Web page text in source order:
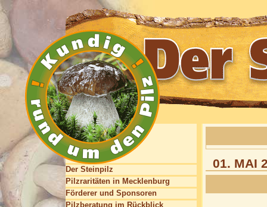
01. MAI
Der Steinpilz
Pilzraritäten in Mecklenburg
Förderer und Sponsoren
Pilzberatung im Rückblick